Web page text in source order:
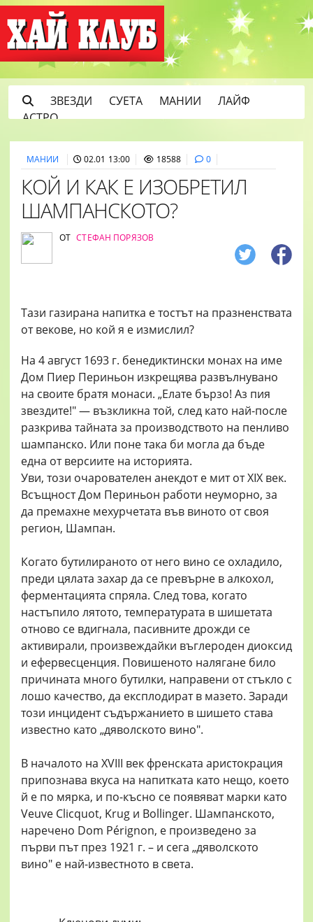
ЗВЕЗДИ СУЕТА МАНИИ
ЛАЙФ
АСТРО
МАНИИ 02.01 13:00 18588 0
КОЙ И КАК Е ИЗОБРЕТИЛ
ШАМПАНСКОТО?
ОТ СТЕФАН ПОРЯЗОВ
Тази газирана напитка е тостът на празненствата
от векове, но кой я е измислил?
На 4 август 1693 г. бенедиктински монах на име
Дом Пиер Периньон изкрещява развълнувано
на своите братя монаси. „Елате бързо! Аз пия
звездите!" — възкликна той, след като най-после
разкрива тайната за производството на пенливо
шампанско. Или поне така би могла да бъде
една от версиите на историята.
Уви, този очарователен анекдот е мит от XIX век.
Всъщност Дом Периньон работи неуморно, за
да премахне мехурчетата във виното от своя
регион, Шампан.
Когато бутилираното от него вино се охладило,
преди цялата захар да се превърне в алкохол,
ферментацията спряла. След това, когато
настъпило лятото, температурата в шишетата
отново се вдигнала, пасивните дрожди се
активирали, произвеждайки въглероден диоксид
и ефервесценция. Повишеното налягане било
причината много бутилки, направени от стъкло с
лошо качество, да експлодират в мазето. Заради
този инцидент съдържанието в шишето става
известно като „дяволското вино".
В началото на XVIII век френската аристокрация
припознава вкуса на напитката като нещо, което
й е по мярка, и по-късно се появяват марки като
Veuve Clicquot, Krug и Bollinger. Шампанското,
наречено Dom Pérignon, е произведено за
първи път през 1921 г. – и сега „дяволското
вино" е най-известното в света.